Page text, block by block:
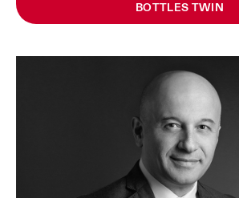
BOTTLES TWIN